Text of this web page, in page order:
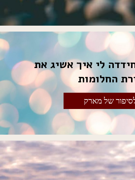
לי איך אשיג את
החלומות
של מארק